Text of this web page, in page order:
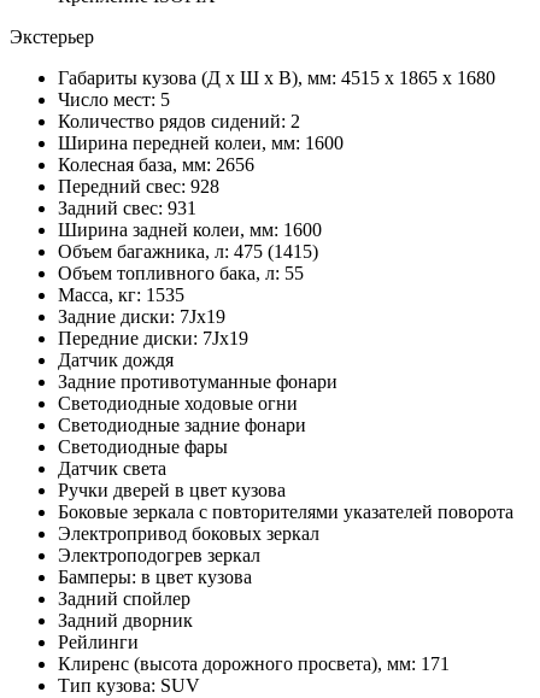
Экстерьер
Габариты кузова (Д x Ш x В), мм: 4515 x 1865 x 1680
Число мест: 5
Количество рядов сидений: 2
Ширина передней колеи, мм: 1600
Колесная база, мм: 2656
Передний свес: 928
Задний свес: 931
Ширина задней колеи, мм: 1600
Объем багажника, л: 475 (1415)
Объем топливного бака, л: 55
Масса, кг: 1535
Задние диски: 7Jx19
Передние диски: 7Jx19
Датчик дождя
Задние противотуманные фонари
Светодиодные ходовые огни
Cветодиодные задние фонари
Светодиодные фары
Датчик света
Ручки дверей в цвет кузова
Боковые зеркала с повторителями указателей поворота
Электропривод боковых зеркал
Электроподогрев зеркал
Бамперы: в цвет кузова
Задний спойлер
Задний дворник
Рейлинги
Клиренс (высота дорожного просвета), мм: 171
Тип кузова: SUV